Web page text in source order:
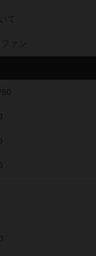
て
ァン